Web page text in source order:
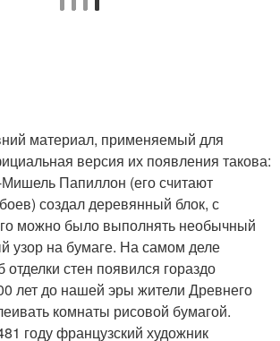
материал, применяемый для
версия их появления такова:
Папиллон (его считают
создал деревянный блок, с
можно было выполнять необычный
узор на бумаге. На самом деле
стен появился гораздо
лет до нашей эры жители Древнего
комнаты рисовой бумагой.
году французский художник